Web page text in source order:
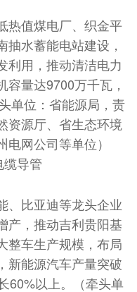
热值煤电厂、织金平
水蓄能电站建设，
利用，推动清洁电力
容量达9700万千瓦，
单位：省能源局，责
资源厅、省生态环境
网公司等单位）
缆导管
、比亚迪等龙头企业
产，推动吉利贵阳基
整车生产规模，布局
新能源汽车产量突破
60%以上。（牵头单